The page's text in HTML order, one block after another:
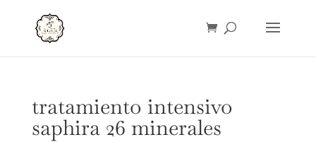
tratamiento intensivo
saphira 26 minerales